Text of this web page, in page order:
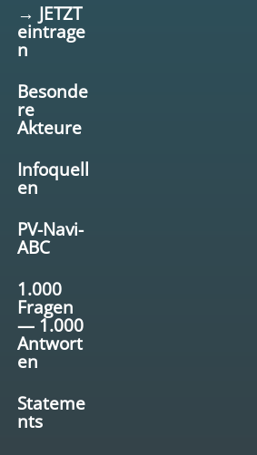
→ JETZT
eintrage
n
Besonde
re
Akteure
Infoquell
en
PV-Navi-
ABC
1.000
Fragen
— 1.000
Antwort
en
Stateme
nts